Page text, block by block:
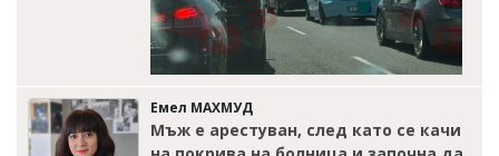
Емел МАХМУД
Мъж е арестуван, след като се качи